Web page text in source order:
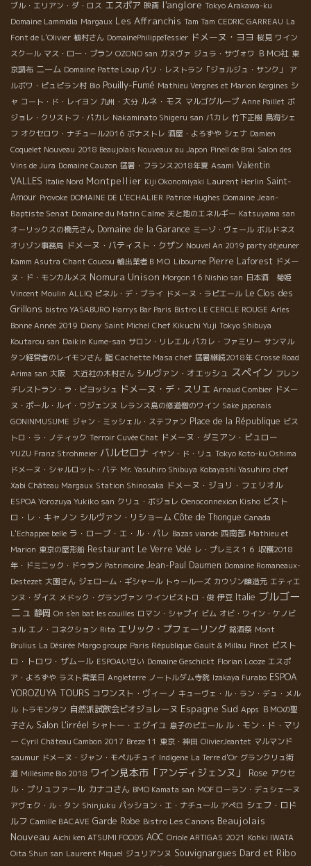
ブル・エリアン・ダ・ロス エスポア 映画 l'anglore Tokyo Arakawa-ku
Domaine Lammidia Margaux Les Affranchis Tam Tam CEDRIC GARREAU La
Font de L'Olivier 植村さん DomainePhilippeTessier ドメーヌ・ヨヨ 桜見 ワイン
スクール マス・ロー・ブラン OZONO san ガヌヴァ ジュラ・サヴォワ ＢＭО社 東
京調布 ニーム Domaine Patte Loup パリ・レストラン「ジョルジュ・サンク」
ア
ルボワ・ピュピラン村 Bio Pouilly-Fumé Mathieu Vergnes et Marion Kergines シ
ャ コート・ド・レイヨン 九州・大分 ルネ・モス マルゴグループ Anne Paillet ボ
ジョレ・クリストフ・パカレ Nakaminato Shigeru san パカレ 竹下正樹 鳥海シェ
フ オクセロワ・ナチュール2016 ボナストレ 酒屋・よろずや シェナ Damien
Coquelet Nouveau 2018 Beaujolais Nouveaux au Japon Pinell de Brai Salon des
Vins de Jura Domaine Cauzon 猛暑・フランス2018年夏 Asami Valentin
VALLES Italie Nord Montpellier Kiji Okonomiyaki Laurent Herlin Saint-
Amour Provoke DOMAINE DE L'ECHALIER Patrice Hughes Domaine Jean-
Baptiste Senat Domaine du Matin Calme 天と地のエネルギー Katsuyama san
オーリックスの橋元さん Domaine de la Garance ミーゾ・ヴェール ボルドネス
オリゾン事務局 ドメーヌ・バティスト・クザン Nouvel An 2019 party déjeuner
Kamm Asutra Chant Coucou 輸出業者ＢＭＯ Libourne Pierre Laforest ドメー
ヌ・ド・モンカルメス Nomura Unison Morgon 16 Nishio san 日本酒 菊姫
Vincent Moulin ALLIQ ピネル・デ・ブライ ドメーヌ・ラピエール Le Clos des
Grillons bistro YASABURO Harrys Bar Paris Bistro LE CERCLE ROUGE Arles
Bonne Année 2019 Diony Saint Michel Chef Kikuchi Yuji Tokyo Shibuya
Koutarou san Daikin Kume-san サロン・リレエル パカレ・ファミリー サンマル
タン経営者のレイモンさん 鮨 Cachette Masa chef 猛暑継続2018年 Crosse Road
Arima san 大阪 大近社の木村さん シルヴァン・オエッシュ スペイン フレン
チレストラン・ラ・ピヨッシュ ドメーヌ・デ・スリエ Arnaud Combier ドメー
ヌ・ポール・ルイ・ウジェンヌ レランス島の修道僧のワイン Sake japonais
GONINMUSUME ジャン・ミッシェル・ステファン Place de la République ビス
トロ・ラ・ノティック Terroir Cuvée Chat ドメーヌ・ダミアン・ビュロー
YUZU Franz Strohmeier バルセロナ イヤン・ド・リュ Tokyo Koto-ku Oshima
ドメーヌ・シャルロット・バテ Mr. Yasuhiro Shibuya Kobayashi Yasuhiro chef
Xabi Château Margaux Station Shinosaka ドメーヌ・ジョリ・フェリオル
ESPOA Yorozuya Yukiko san クリュ・ボジョレ Oenoconnexion Kisho ビスト
ロ・レ・キャノン シルヴァン・リショーム Côte de Thongue Canada
L'Echappee belle ラ・ローブ・エ・ル・パレ Bazas viande 西南部 Mathieu et
Marion 東京の屋形船 Restaurant Le Verre Volé レ・プレミス１６ 収穫2018
年・ドミニック・ドゥラン Patrimoine Jean-Paul Daumen Domaine Romaneaux-
Destezet 大園さん ジェローム・ギシャール トゥールーズ カウゾン醸造元 エティエ
ンヌ・ダイス メドック・グランヴァン ワインビストロ・俊 伊豆 Italie ブルゴー
ニュ 静岡 On s'en bat les couilles ロマン・シャプイ ビム オビ・ワイン・ケノビ
ュル エノ・コネクション Rita エリック・プフェーリング 銘酒祭 Mont
Brulius La Désirée Margo groupe Paris République Gault & Millau Pinot ビスト
ロ・トロワ・ザムール ESPOAいせい Domaine Geschickt Florian Looze エスポ
ア・よろずや ラスト営業日 Angleterre ノートルダム寺院 Izakaya Furabo ESPOA
YOROZUYA TOURS コワンスト・ヴィーノ キューヴェ・ル・ラン・デュ・メル
ル トラモンタン 自然派試飲会ビオジョレーヌ Espagne Sud Apps ＢＭОの聖
子さん Salon L'irréel シャトー・エグイユ 息子のピエール ル・モン・ド・マリ
ー Cyril Château Cambon 2017 Breze 11 東京・神田 OlivierJeantet マルマンド
saumur ドメーヌ・ジャン・モペルチュイ Indigene La Terre d'Or グランクリュ街
道 Millésime Bio 2018 ワイン見本市「アンディジェンヌ」 Rose アクセ
ル・プリュファール カナコさん BMO Kamata san MOF ローラン・デュシェーヌ
アヴェク・ル・タン Shinjuku パッション・エ・ナチュール アぺロ シェフ・ロド
ルフ Camille BACAVE Garde Robe Bistro Les Canons Beaujolais
Nouveau Aichi ken ATSUMI FOODS AOC Oriole ARTIGAS 2021 Kohki IWATA
Oita Shun san Laurent Miquel ジュリアンヌ Souvignargues Dard et Ribo